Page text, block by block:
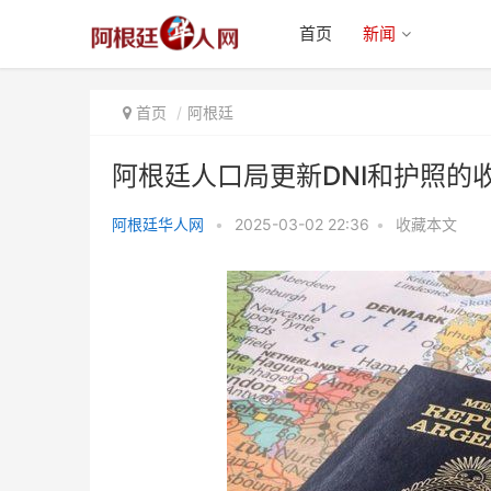
首页 新闻
首页 阿根廷
阿根廷人口局更新DNI和护照的
阿根廷华人网 • 2025-03-02 22:36 • 收藏本文